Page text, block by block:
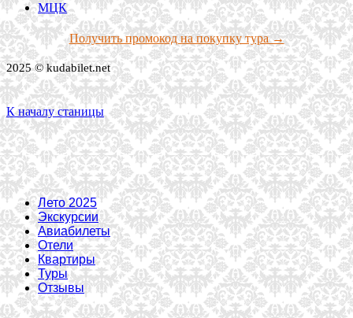
МЦК
Получить промокод на покупку тура →
2025 © kudabilet.net
К началу станицы
Лето 2025
Экскурсии
Авиабилеты
Отели
Квартиры
Туры
Отзывы